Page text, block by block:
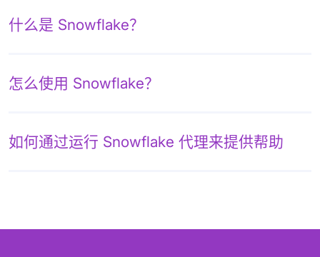
什么是 Snowflake？
怎么使用 Snowflake？
如何通过运行 Snowflake 代理来提供帮助